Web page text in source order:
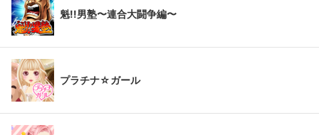
魁!!男塾〜連合大闘争編〜
プラチナ☆ガール